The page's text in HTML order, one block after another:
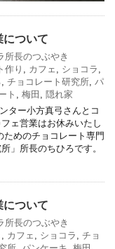
について
所長のつぶやき
作り , カフェ , ショコラ ,
, チョコレート研究所, パ
ト , 梅田 , 隠れ家
ター小方真弓さんとコ
ェ営業はお休みいたし
ためのチョコレート専門
」所長のちひろです。
について
所長のつぶやき
, カフェ , ショコラ , チョ